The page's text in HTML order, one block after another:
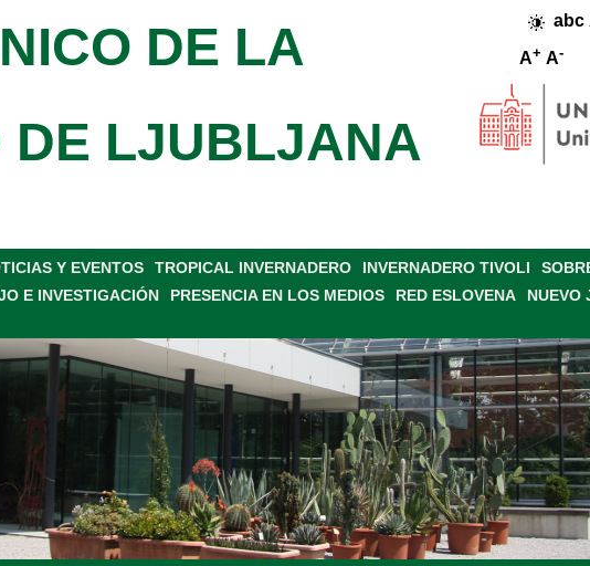
abc
A+ A-
DE LA
DE LJUBLJANA
Y EVENTOS TROPICAL INVERNADERO INVERNADERO TIVOLI
E INVESTIGACIÓN PRESENCIA EN LOS MEDIOS RED ESLOVENA NUEVO